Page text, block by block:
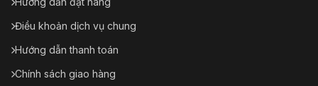
Nguồn
12VDC
Điều khoản dịch vụ chung
Hướng dẫn thanh toán
Chính sách giao hàng